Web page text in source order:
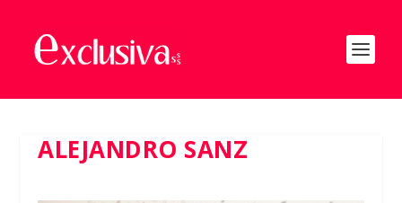
ALEJANDRO SANZ